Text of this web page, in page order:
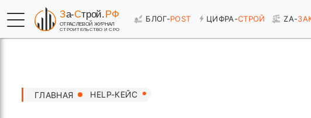
БЛОГ-POST ЦИФРА-СТРОЙ ZA-
ГЛАВНАЯ HELP-КЕЙС